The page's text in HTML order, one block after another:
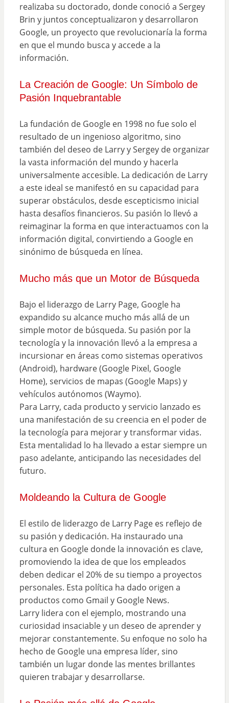
realizaba su doctorado, donde conoció a Sergey
Brin y juntos conceptualizaron y desarrollaron
Google, un proyecto que revolucionaría la forma
en que el mundo busca y accede a la
información.
La Creación de Google: Un Símbolo de
Pasión Inquebrantable
La fundación de Google en 1998 no fue solo el
resultado de un ingenioso algoritmo, sino
también del deseo de Larry y Sergey de organizar
la vasta información del mundo y hacerla
universalmente accesible. La dedicación de Larry
a este ideal se manifestó en su capacidad para
superar obstáculos, desde escepticismo inicial
hasta desafíos financieros. Su pasión lo llevó a
reimaginar la forma en que interactuamos con la
información digital, convirtiendo a Google en
sinónimo de búsqueda en línea.
Mucho más que un Motor de Búsqueda
Bajo el liderazgo de Larry Page, Google ha
expandido su alcance mucho más allá de un
simple motor de búsqueda. Su pasión por la
tecnología y la innovación llevó a la empresa a
incursionar en áreas como sistemas operativos
(Android), hardware (Google Pixel, Google
Home), servicios de mapas (Google Maps) y
vehículos autónomos (Waymo).
Para Larry, cada producto y servicio lanzado es
una manifestación de su creencia en el poder de
la tecnología para mejorar y transformar vidas.
Esta mentalidad lo ha llevado a estar siempre un
paso adelante, anticipando las necesidades del
futuro.
Moldeando la Cultura de Google
El estilo de liderazgo de Larry Page es reflejo de
su pasión y dedicación. Ha instaurado una
cultura en Google donde la innovación es clave,
promoviendo la idea de que los empleados
deben dedicar el 20% de su tiempo a proyectos
personales. Esta política ha dado origen a
productos como Gmail y Google News.
Larry lidera con el ejemplo, mostrando una
curiosidad insaciable y un deseo de aprender y
mejorar constantemente. Su enfoque no solo ha
hecho de Google una empresa líder, sino
también un lugar donde las mentes brillantes
quieren trabajar y desarrollarse.